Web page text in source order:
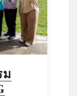
ม